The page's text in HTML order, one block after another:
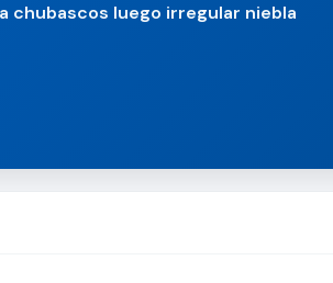
chubascos luego irregular niebla